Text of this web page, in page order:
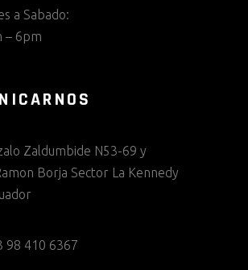
a Sabado:
– 6pm
Zaldumbide N53-69 y
Borja Sector La Kennedy
98 410 6367